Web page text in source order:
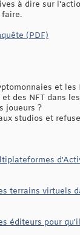
à dire sur
faire.
(PDF)
et les
des NFT dans
joueurs ?
studios et
terrains virtuels
éditeurs pour